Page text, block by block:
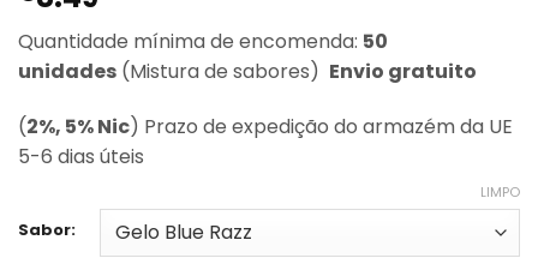
com4.5
base em
classificações
de clientes
Quantidade mínima de encomenda: 50
unidades (Mistura de sabores) Envio gratuito
(2%, 5% Nic) Prazo de expedição do armazém da UE
5-6 dias úteis
Sabor:
LIMPO